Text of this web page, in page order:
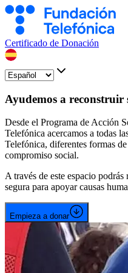
Certificado de Donación
Ayudemos a reconstruir
Desde el Programa de Acción
Telefónica acercamos a todas
Telefónica, diferentes formas
compromiso social.
A través de este espacio
segura para apoyar causas
Empieza a donar